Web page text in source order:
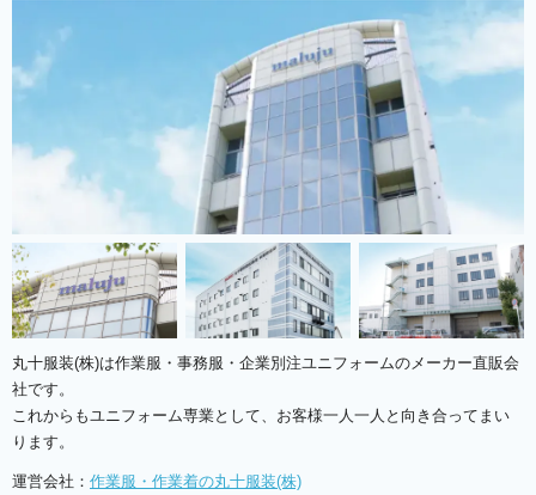
丸十服装(株)は作業服・事務服・企業別注ユニフォームのメーカー直販会
社です。
これからもユニフォーム専業として、お客様一人一人と向き合ってまい
ります。
運営会社： 作業服・作業着の丸十服装(株)